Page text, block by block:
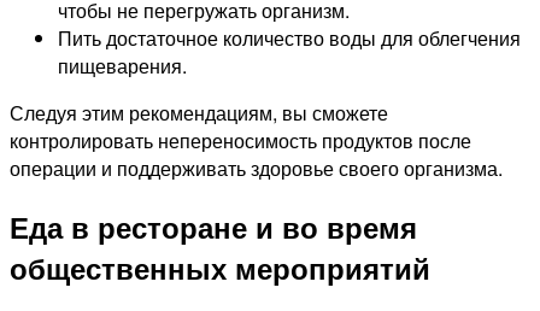
чтобы не перегружать организм.
Пить достаточное количество воды для облегчения
пищеварения.
Следуя этим рекомендациям, вы сможете
контролировать непереносимость продуктов после
операции и поддерживать здоровье своего организма.
Еда в ресторане и во время
общественных мероприятий